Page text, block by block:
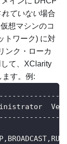
れていない場合
仮想マシンのコ
トワーク) に対
ンク・ローカ
て、 XClarity
ます。例: